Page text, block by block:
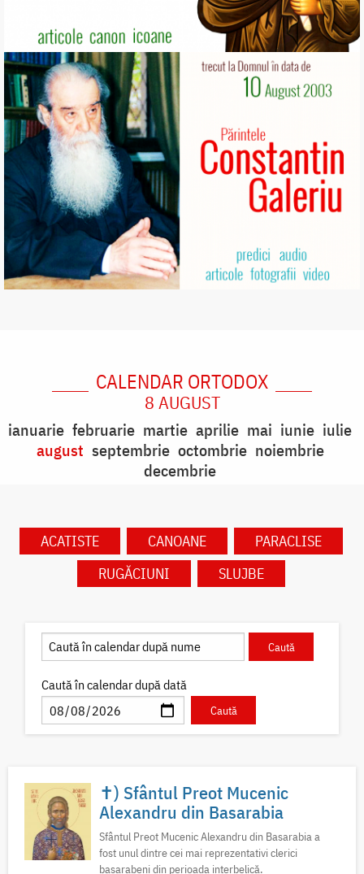
CALENDAR ORTODOX
8 AUGUST
ianuarie februarie martie aprilie mai iunie iulie
august septembrie octombrie noiembrie
decembrie
ACATISTE CANOANE
PARACLISE
RUGĂCIUNI
SLUJBE
Caută în calendar după dată
✝) Sfântul Preot Mucenic
Alexandru din Basarabia
Sfântul Preot Mucenic Alexandru din Basarabia a
fost unul dintre cei mai reprezentativi clerici
basarabeni din perioada interbelică.